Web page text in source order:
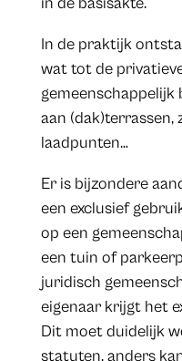
In de praktijk
wat tot de
gemeenschappelijk
aan (dak)terrassen,
laadpunten…
Er is bijzondere
een exclusief
op een
een tuin of
juridisch
eigenaar krijgt het
Dit moet duidelijk
statuten, anders